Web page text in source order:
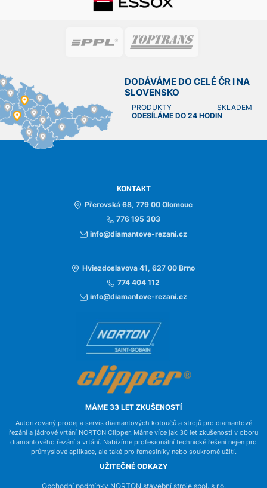
DODÁVÁME DO CELÉ ČR I NA
SLOVENSKO
PRODUKTY SKLADEM
ODESÍLÁME DO 24 HODIN
KONTAKT
Přerovská 68, 779 00 Olomouc
776 195 303
info@diamantove-rezani.cz
Hviezdoslavova 41, 627 00 Brno
774 404 112
info@diamantove-rezani.cz
MÁME 33 LET ZKUŠENOSTÍ
Autorizovaný prodej a servis diamantových kotoučů a strojů pro diamantové
řezání a jádrové vrtání NORTON Clipper. Máme více jak 30 let zkušeností v oboru
diamantového řezání a vrtání. Nabízíme profesionální technické řešení nejen pro
průmyslové aplikace, ale také pro řemeslníky nebo soukromé užití.
UŽITEČNÉ ODKAZY
Obchodní podmínky NORTON stavební stroje spol. s r.o.